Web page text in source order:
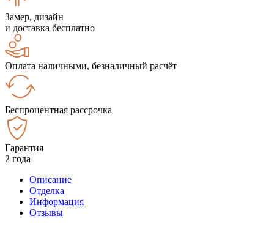
Замер, дизайн
и доставка бесплатно
Оплата наличными, безналичный расчёт
Беспроцентная рассрочка
Гарантия
2 года
Описание
Отделка
Информация
Отзывы